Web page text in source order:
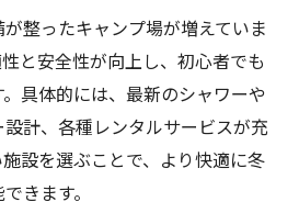
整ったキャンプ場が増えていま
と安全性が向上し、初心者でも
具体的には、最新のシャワーや
計、各種レンタルサービスが充
設を選ぶことで、より快適に冬
きます。